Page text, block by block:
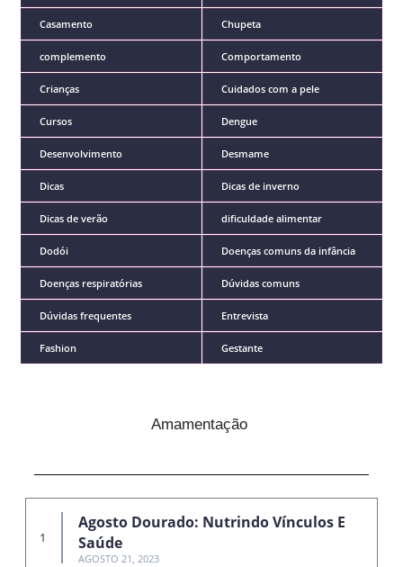
Casamento Chupeta
complemento Comportamento
Crianças Cuidados com a pele
Cursos Dengue
Desenvolvimento Desmame
Dicas Dicas de inverno
Dicas de verão dificuldade alimentar
Dodói Doenças comuns da infância
Doenças respiratórias Dúvidas comuns
Dúvidas frequentes Entrevista
Fashion Gestante
Amamentação
Agosto Dourado: Nutrindo Vínculos E
Saúde
AGOSTO 21, 2023